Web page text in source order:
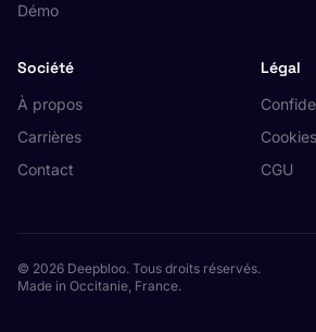
Démo
Société
À propos
Carrières
Contact
Légal
Cookies
CGU
© 2026 Deepbloo. Tous droits réservés.
Made in Occitanie, France.